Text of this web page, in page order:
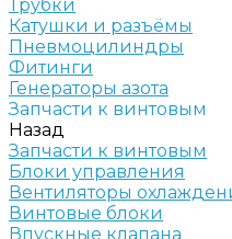
Трубки
Катушки и разъёмы
Пневмоцилиндры
Фитинги
Генераторы азота
Запчасти к винтовым
Назад
Запчасти к винтовым
Блоки управления
Вентиляторы
Винтовые блоки
Впускные клапана